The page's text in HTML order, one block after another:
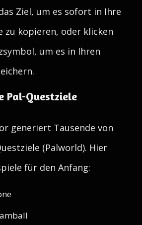
Ziel, um es sofort in Ihre
zu kopieren, oder klicken
um es in Ihren
Pal-Questziele
generiert Tausende von
(Palworld). Hier
für den Anfang: